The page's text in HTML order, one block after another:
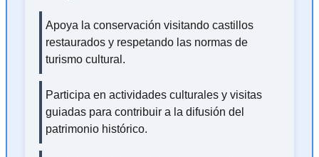
Apoya la conservación visitando castillos
restaurados y respetando las normas de
turismo cultural.
Participa en actividades culturales y visitas
guiadas para contribuir a la difusión del
patrimonio histórico.